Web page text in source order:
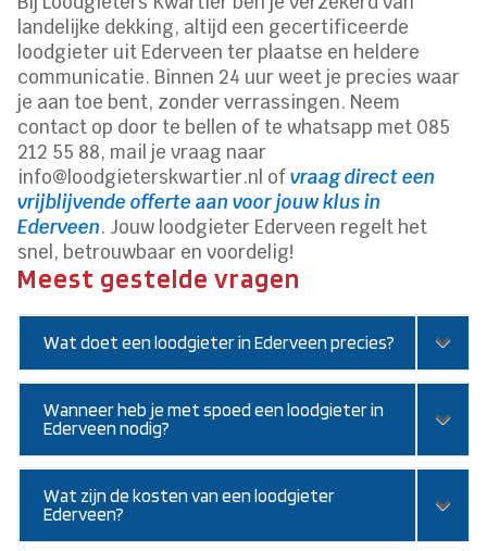
landelijke dekking, altijd een gecertificeerde
loodgieter uit Ederveen ter plaatse en heldere
communicatie. Binnen 24 uur weet je precies waar
je aan toe bent, zonder verrassingen. Neem
contact op door te bellen of te whatsapp met 085
212 55 88, mail je vraag naar
info@loodgieterskwartier.nl ofvraag direct een
vrijblijvende offerte aan voor jouw klus in
Ederveen. Jouw loodgieter Ederveen regelt het
snel, betrouwbaar en voordelig!
Meest gestelde vragen
Wat doet een loodgieter in Ederveen precies?
Wanneer heb je met spoed een loodgieter in
Ederveen nodig?
Wat zijn de kosten van een loodgieter
Ederveen?